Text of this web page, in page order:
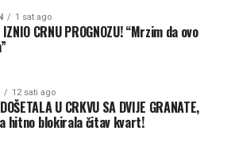
poljoprivredu, industriju, divlji
hidroenergije, kao i oko 40 miliona
saveznih država, plemenskim
korišćenja vode, zajedno sa sušom i
iscrpljuju i jezero Mid i jezero
akumulaciju u SAD. Oba rezervoara
1 sat ago
IZNIO CRNU PROGNOZU! “Mrzim da ovo
12 sati ago
U CRKVU SA DVIJE GRANATE,
hitno blokirala čitav kvart!